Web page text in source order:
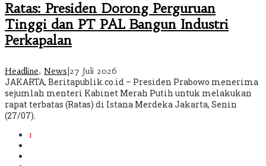
Ratas: Presiden Dorong Perguruan
Tinggi dan PT PAL Bangun Industri
Perkapalan
Headline, News 27 Juli 2026
JAKARTA, Beritapublik.co.id – Presiden Prabowo menerima
sejumlah menteri Kabinet Merah Putih untuk melakukan
rapat terbatas (Ratas) di Istana Merdeka Jakarta, Senin
(27/07).
1